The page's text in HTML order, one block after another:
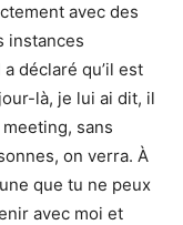
avec des
instances
déclaré qu’il est
là, je lui ai dit, il
sans
on verra. À
que tu ne peux
avec moi et